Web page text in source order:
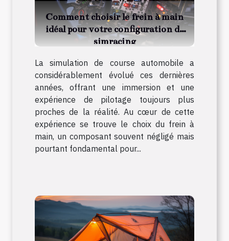
Comment choisir le frein à main
idéal pour votre configuration de
simracing
La simulation de course automobile a
considérablement évolué ces dernières
années, offrant une immersion et une
expérience de pilotage toujours plus
proches de la réalité. Au cœur de cette
expérience se trouve le choix du frein à
main, un composant souvent négligé mais
pourtant fondamental pour...